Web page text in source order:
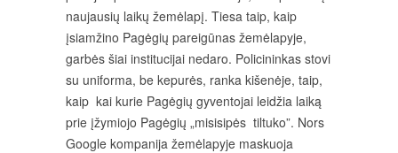
naujausių laikų žemėlapį. Tiesa taip, kaip
įsiamžino Pagėgių pareigūnas žemėlapyje,
garbės šiai institucijai nedaro. Policininkas stovi
su uniforma, be kepurės, ranka kišenėje, taip,
kaip kai kurie Pagėgių gyventojai leidžia laiką
prie įžymiojo Pagėgių „misisipės tiltuko”. Nors
Google kompanija žemėlapyje maskuoja